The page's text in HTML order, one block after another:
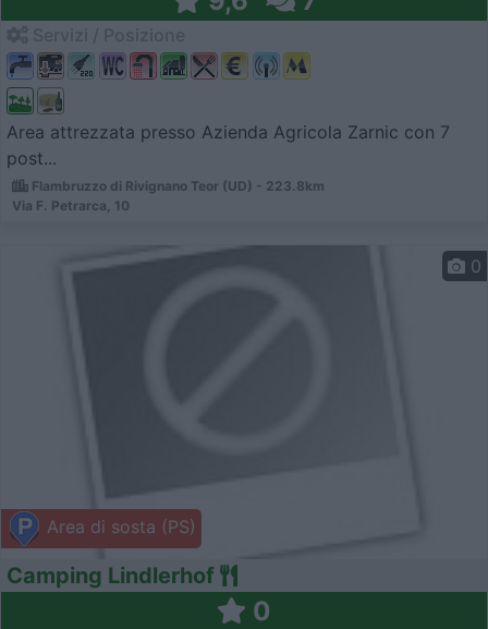
Area attrezzata presso Azienda Agricola Zarnic con 7
post...
Flambruzzo di Rivignano Teor (UD) - 223.8km
Via F. Petrarca, 10
Area di sosta (PS)
0
Camping Lindlerhof
0